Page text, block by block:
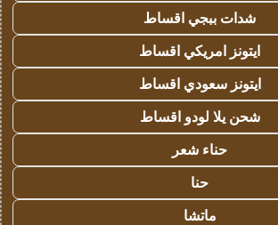
شدات ببجي اقساط
ايتونز امريكي اقساط
ايتونز سعودي اقساط
شحن يلا لودو اقساط
حناء شعر
حنا
ماتشا